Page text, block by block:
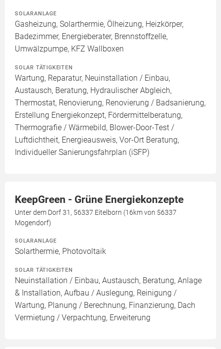
SOLARANLAGE
Gasheizung, Solarthermie, Ölheizung, Heizkörper,
Badezimmer, Energieberater, Brennstoffzelle,
Umwälzpumpe, KFZ Wallboxen
SOLAR TÄTIGKEITEN
Wartung, Reparatur, Neuinstallation / Einbau,
Austausch, Beratung, Hydraulischer Abgleich,
Thermostat, Renovierung, Renovierung / Badsanierung,
Erstellung Energiekonzept, Fördermittelberatung,
Thermografie / Wärmebild, Blower-Door-Test /
Luftdichtheit, Energieausweis, Vor-Ort Beratung,
Individueller Sanierungsfahrplan (iSFP)
KeepGreen - Grüne Energiekonzepte
Unter dem Dorf 31, 56337 Eitelborn (16km von 56337
Mogendorf)
SOLARANLAGE
Solarthermie, Photovoltaik
SOLAR TÄTIGKEITEN
Neuinstallation / Einbau, Austausch, Beratung, Anlage
& Installation, Aufbau / Auslegung, Reinigung /
Wartung, Planung / Berechnung, Finanzierung, Dach
Vermietung / Verpachtung, Erweiterung